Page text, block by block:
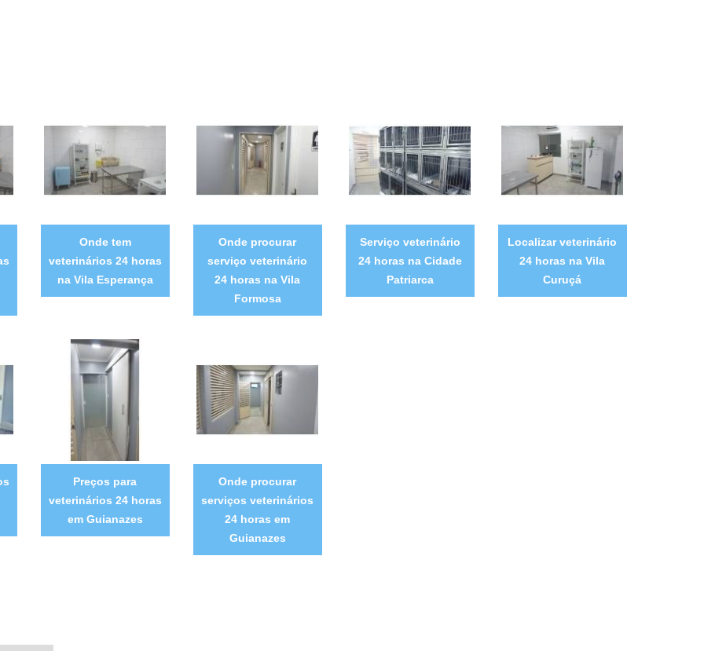
Onde tem
veterinários 24 horas
na Vila Esperança
Onde procurar
serviço veterinário
24 horas na Vila
Formosa
Serviço veterinário
24 horas na Cidade
Patriarca
Localizar veterinário
24 horas na Vila
Curuçá
Preços para
veterinários 24 horas
em Guianazes
Onde procurar
serviços veterinários
24 horas em
Guianazes